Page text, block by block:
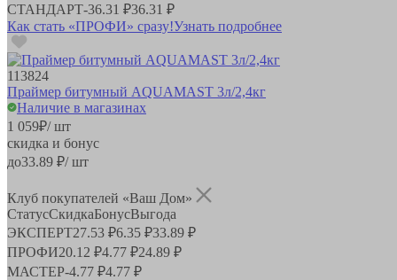
СТАНДАРТ-36.31 ₽36.31 ₽
Как стать «ПРОФИ» сразу!Узнать подробнее
113824
Праймер битумный AQUAMAST 3л/2,4кг
Наличие в магазинах
1 059₽/ шт
скидка и бонус
до33.89 ₽/ шт
Клуб покупателей «Ваш Дом»
СтатусСкидкаБонусВыгода
ЭКСПЕРТ27.53 ₽6.35 ₽33.89 ₽
ПРОФИ20.12 ₽4.77 ₽24.89 ₽
МАСТЕР-4.77 ₽4.77 ₽